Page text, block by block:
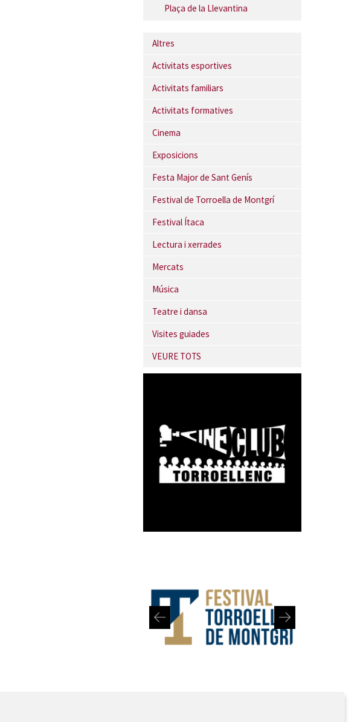
Plaça de la Llevantina
Altres
Activitats esportives
Activitats familiars
Activitats formatives
Cinema
Exposicions
Festa Major de Sant Genís
Festival de Torroella de Montgrí
Festival Ítaca
Lectura i xerrades
Mercats
Música
Teatre i dansa
Visites guiades
VEURE TOTS